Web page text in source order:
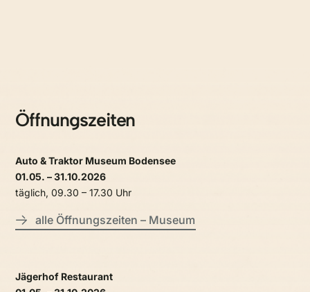
Öffnungszeiten
Auto & Traktor Museum Bodensee
01.05. – 31.10.2026
täglich, 09.30 – 17.30 Uhr
alle Öffnungszeiten – Museum
Jägerhof Restaurant